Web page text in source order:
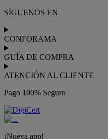
SÍGUENOS EN
CONFORAMA
GUÍA DE COMPRA
ATENCIÓN AL CLIENTE
Pago 100% Seguro
¡Nueva app!